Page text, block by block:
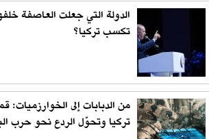
الدولة التي جعلت العاصفة
تكسب تركيا؟
من الدبابات إلى الخوارزميات:
تركيا وتحوّل الردع نحو حرب